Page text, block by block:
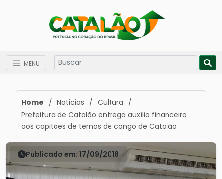
MENU
Home / Noticias / Cultura /
Prefeitura de Catalão entrega auxílio financeiro
aos capitães de ternos de congo de Catalão
Publicado em: 17/09/2018